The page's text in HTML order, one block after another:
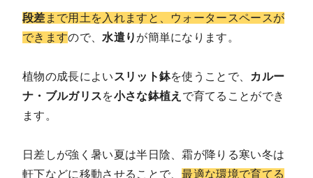
段差 まで用土を入れますと、ウォータースペースが
できますので、 水遣り が簡単になります。
植物の成長によい スリット鉢を使うことで、 カルー
ナ・ブルガリスを小さな鉢植え で育てることができ
ます。
日差しが強く暑い夏は半日陰、霜が降りる寒い冬は
軒下などに移動させることで、最適な環境で育てる